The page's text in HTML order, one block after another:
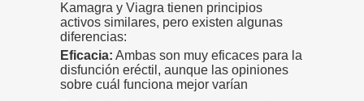
Kamagra y Viagra tienen principios
activos similares, pero existen algunas
diferencias:
Eficacia: Ambas son muy eficaces para la
disfunción eréctil, aunque las opiniones
sobre cuál funciona mejor varían